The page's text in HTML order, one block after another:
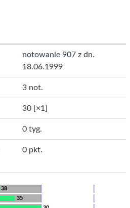
notowanie 907 z dn.
18.06.1999
3 not.
30 [×1]
0 tyg.
0 pkt.
38
35